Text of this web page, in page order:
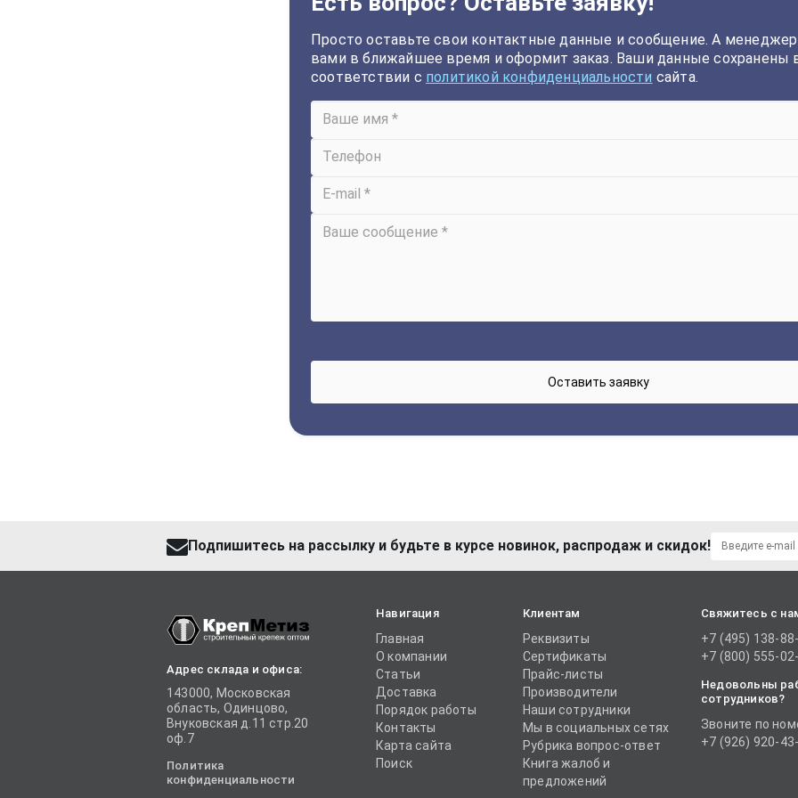
Просто оставьте свои контактные данные и сообщение. А
вами в ближайшее время и оформит заказ. Ваши данные сохранены
соответствии с политикой конфиденциальности сайта.
Подпишитесь на рассылку и будьте в курсе новинок, распродаж и скидок!
Адрес склада и офиса:
143000, Московская
область, Одинцово,
Внуковская д.11 стр.20
оф.7
Политика
конфиденциальности
Навигация
Главная
О компании
Статьи
Доставка
Порядок работы
Контакты
Карта сайта
Поиск
Клиентам
Реквизиты
Сертификаты
Прайс-листы
Производители
Наши сотрудники
Мы в социальных сетях
Рубрика вопрос-ответ
Книга жалоб и
предложений
Свяжитесь с
+7 (495) 138-
+7 (800) 555-
Недовольны
сотрудников?
Звоните по
+7 (926) 920-